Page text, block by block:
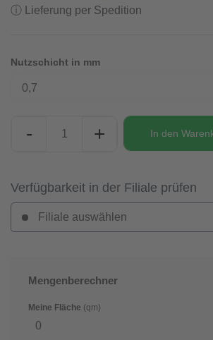
ⓘ Lieferung per Spedition
Nutzschicht in mm
0,7
- + In den
Verfügbarkeit in der Filiale prüfen
Filiale auswählen
Mengenberechner
Meine Fläche (qm)